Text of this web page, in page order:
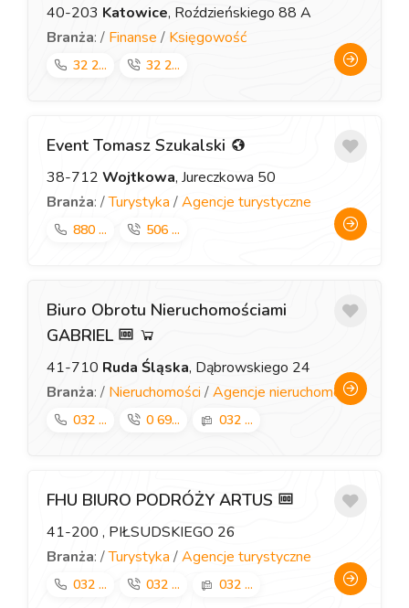
40-203 Katowice, Roździeńskiego 88 A
Branża: / Finanse / Księgowość
32 2... 32 2...
Event Tomasz Szukalski
38-712 Wojtkowa, Jureczkowa 50
Branża: /Turystyka /Agencje turystyczne
880 ... 506 ...
Biuro Obrotu Nieruchomościami
GABRIEL
41-710 Ruda Śląska, Dąbrowskiego 24
Branża: / Nieruchomości /Agencje nieruchomości
032 ... 0 69... 032 ...
FHU BIURO PODRÓŻY ARTUS
41-200 , PIŁSUDSKIEGO 26
Branża: /Turystyka /Agencje turystyczne
032 ... 032 ... 032 ...